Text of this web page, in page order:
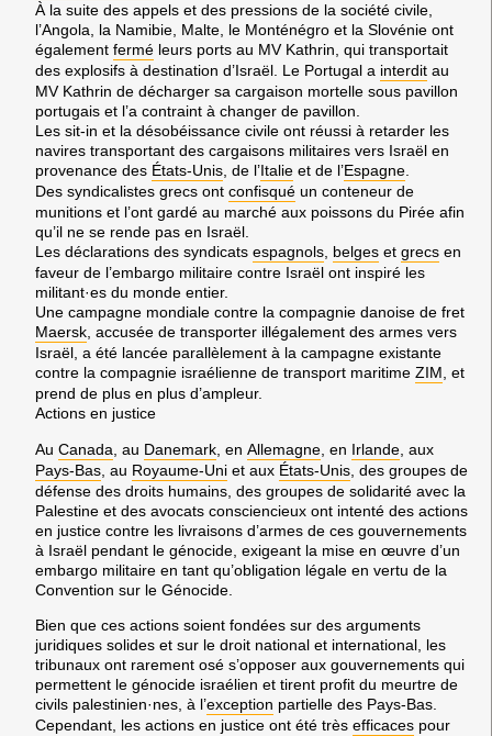
À la suite des appels et des pressions de la société civile,
l’Angola, la Namibie, Malte, le Monténégro et la Slovénie ont
également fermé leurs ports au MV Kathrin, qui transportait
des explosifs à destination d’Israël. Le Portugal a interdit au
MV Kathrin de décharger sa cargaison mortelle sous pavillon
portugais et l’a contraint à changer de pavillon.
Les sit-in et la désobéissance civile ont réussi à retarder les
navires transportant des cargaisons militaires vers Israël en
provenance des États-Unis, de l’Italie et de l’Espagne.
Des syndicalistes grecs ont confisqué un conteneur de
munitions et l’ont gardé au marché aux poissons du Pirée afin
qu’il ne se rende pas en Israël.
Les déclarations des syndicats espagnols, belges et grecs en
faveur de l’embargo militaire contre Israël ont inspiré les
militant·es du monde entier.
Une campagne mondiale contre la compagnie danoise de fret
Maersk, accusée de transporter illégalement des armes vers
Israël, a été lancée parallèlement à la campagne existante
contre la compagnie israélienne de transport maritime ZIM, et
prend de plus en plus d’ampleur.
Actions en justice
Au Canada , au Danemark , en Allemagne , en Irlande , aux
Pays-Bas , au Royaume-Uni et aux États-Unis , des groupes de
défense des droits humains, des groupes de solidarité avec la
Palestine et des avocats consciencieux ont intenté des actions
en justice contre les livraisons d’armes de ces gouvernements
à Israël pendant le génocide, exigeant la mise en œuvre d’un
embargo militaire en tant qu’obligation légale en vertu de la
Convention sur le Génocide.
Bien que ces actions soient fondées sur des arguments
juridiques solides et sur le droit national et international, les
tribunaux ont rarement osé s’opposer aux gouvernements qui
permettent le génocide israélien et tirent profit du meurtre de
civils palestinien·nes, à l’exception partielle des Pays-Bas.
Cependant, les actions en justice ont été très efficaces pour